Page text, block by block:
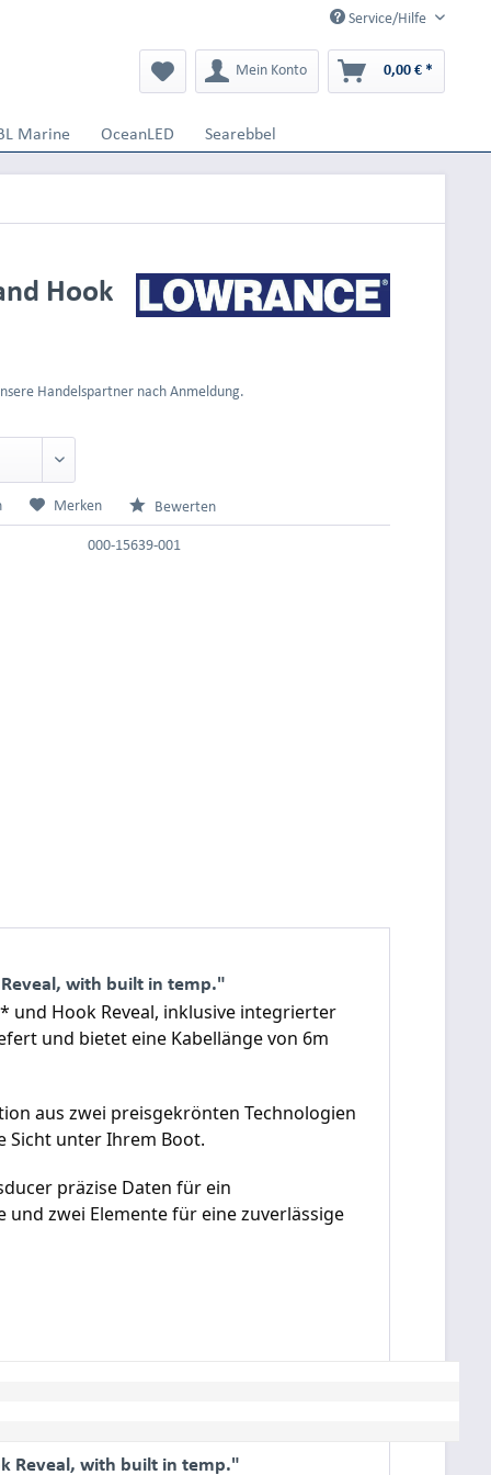
Service/Hilfe
Mein Konto 0,00 € *
Marine OceanLED Searebbel
Hook
Handelspartner nach Anmeldung.
Merken Bewerten
000-15639-001
with built in temp."
und Hook Reveal, inklusive integrierter
und bietet eine Kabellänge von 6m
aus zwei preisgekrönten Technologien
Sicht unter Ihrem Boot.
präzise Daten für ein
zwei Elemente für eine zuverlässige
Reveal, with built in temp."